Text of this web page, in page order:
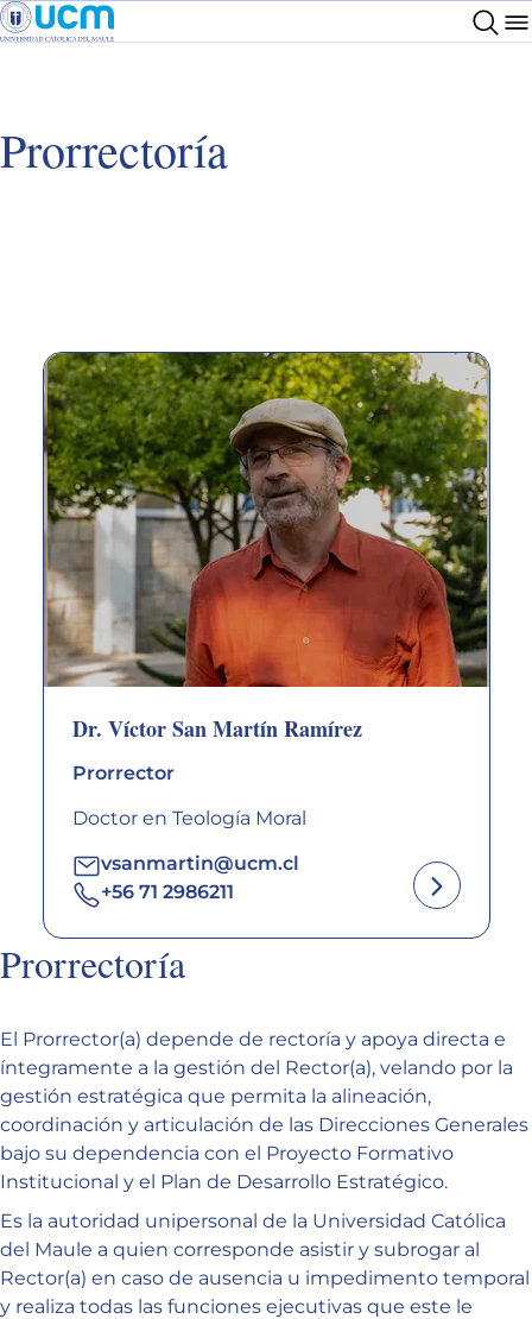
Prorrectoría
Dr. Víctor San Martín Ramírez
Prorrector
Doctor en Teología Moral
vsanmartin@ucm.cl
+56 71 2986211
Prorrectoría
El Prorrector(a) depende de rectoría y apoya directa e
íntegramente a la gestión del Rector(a), velando por la
gestión estratégica que permita la alineación,
coordinación y articulación de las Direcciones Generales
bajo su dependencia con el Proyecto Formativo
Institucional y el Plan de Desarrollo Estratégico.
Es la autoridad unipersonal de la Universidad Católica
del Maule a quien corresponde asistir y subrogar al
Rector(a) en caso de ausencia u impedimento temporal
y realiza todas las funciones ejecutivas que este le